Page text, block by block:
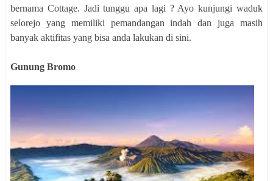
bernama Cottage. Jadi tunggu apa lagi ? Ayo kunjungi waduk
selorejo yang memiliki pemandangan indah dan juga masih
banyak aktifitas yang bisa anda lakukan di sini.
Gunung Bromo